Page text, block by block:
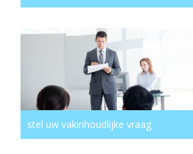
stel uw vakinhoudlijke vraag